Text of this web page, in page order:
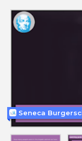
Seneca